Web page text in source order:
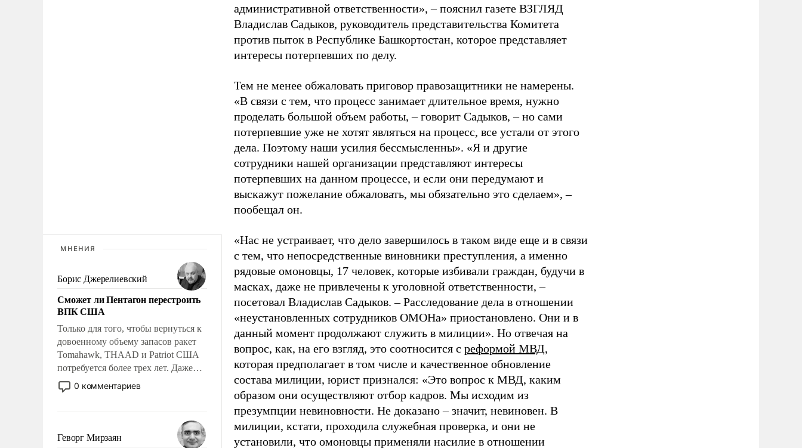
МНЕНИЯ
Борис Джерелиевский
Сможет ли Пентагон перестроить
ВПК США
Только для того, чтобы вернуться к
довоенному объему запасов ракет
Tomahawk, THAAD и Patriot США
потребуется более трех лет. Даже
небольшая война с Ираном
опустошила американские
уязвимости США, например, перед
0 комментариев
Геворг Мирзаян
административной ответственности», – пояснил газете ВЗГЛЯД
Владислав Садыков, руководитель представительства Комитета
против пыток в Республике Башкортостан, которое представляет
интересы потерпевших по делу.
Тем не менее обжаловать приговор правозащитники не намерены.
«В связи с тем, что процесс занимает длительное время, нужно
проделать большой объем работы, – говорит Садыков, – но сами
потерпевшие уже не хотят являться на процесс, все устали от этого
дела. Поэтому наши усилия бессмысленны». «Я и другие
сотрудники нашей организации представляют интересы
потерпевших на данном процессе, и если они передумают и
выскажут пожелание обжаловать, мы обязательно это сделаем», –
пообещал он.
«Нас не устраивает, что дело завершилось в таком виде еще и в связи
с тем, что непосредственные виновники преступления, а именно
рядовые омоновцы, 17 человек, которые избивали граждан, будучи в
масках, даже не привлечены к уголовной ответственности, –
посетовал Владислав Садыков. – Расследование дела в отношении
«неустановленных сотрудников ОМОНа» приостановлено. Они и в
данный момент продолжают служить в милиции». Но отвечая на
вопрос, как, на его взгляд, это соотносится с реформой МВД,
которая предполагает в том числе и качественное обновление
состава милиции, юрист признался: «Это вопрос к МВД, каким
образом они осуществляют отбор кадров. Мы исходим из
презумпции невиновности. Не доказано – значит, невиновен. В
милиции, кстати, проходила служебная проверка, и они не
установили, что омоновцы применяли насилие в отношении